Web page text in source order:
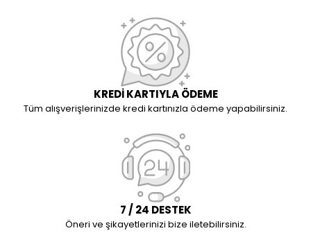
KREDİ KARTIYLA ÖDEME
Tüm alışverişlerinizde kredi kartınızla ödeme yapabilirsiniz.
7 / 24 DESTEK
Öneri ve şikayetlerinizi bize iletebilirsiniz.